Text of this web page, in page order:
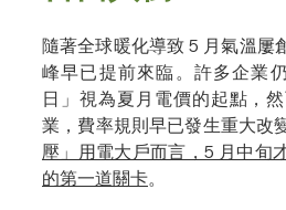
隨著全球暖化導致 5 月氣溫屢
峰早已提前來臨。許多企業
日」視為夏月電價的起點，
業，費率規則早已發生重大改變
壓」用電大戶而言，5 月中旬
的第一道關卡。